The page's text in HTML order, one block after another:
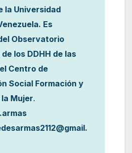
la Universidad
Es
Observatorio
los DDHH de las
Centro de
Social Formación y
Mujer.